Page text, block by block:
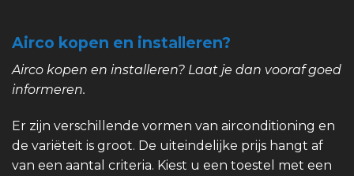
Airco kopen en installeren?
Airco kopen en installeren? Laat je dan vooraf goed
informeren.
Er zijn verschillende vormen van airconditioning en
de variëteit is groot. De uiteindelijke prijs hangt af
van een aantal criteria. Kiest u een toestel met een